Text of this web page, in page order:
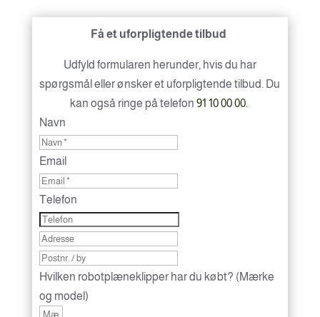
Få et uforpligtende tilbud
Udfyld formularen herunder, hvis du har
spørgsmål eller ønsker et uforpligtende tilbud. Du
kan også ringe på telefon 91 10 00 00.
Navn
Email
Telefon
Hvilken robotplæneklipper har du købt? (Mærke
og model)